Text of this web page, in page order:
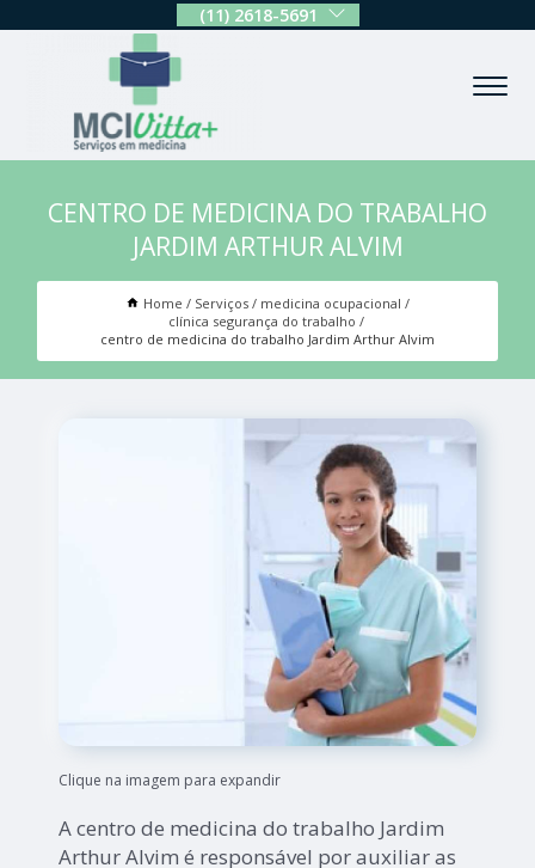
(11) 2618-5691
CENTRO DE MEDICINA DO TRABALHO
JARDIM ARTHUR ALVIM
Home Serviços
medicina ocupacional
clínica segurança do trabalho
centro de medicina do trabalho Jardim Arthur Alvim
Clique na imagem para expandir
A centro de medicina do trabalho Jardim
Arthur Alvim é responsável por auxiliar as